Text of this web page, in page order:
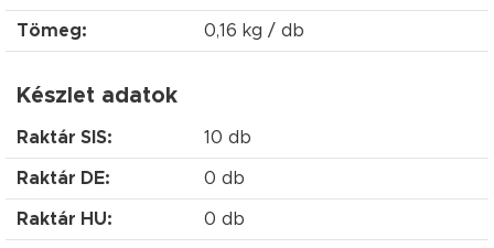
Tömeg: 0,16 kg / db
Készlet adatok
Raktár SIS: 10 db
Raktár DE: 0 db
Raktár HU: 0 db